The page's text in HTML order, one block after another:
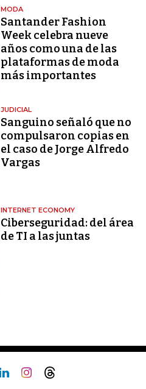
MODA
Santander Fashion
Week celebra nueve
años como una de las
plataformas de moda
más importantes
JUDICIAL
Sanguino señaló que no
compulsaron copias en
el caso de Jorge Alfredo
Vargas
INTERNET ECONOMY
Ciberseguridad: del área
de TI a las juntas